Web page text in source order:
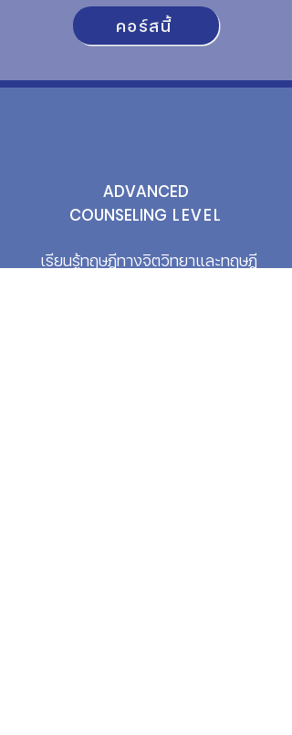
คอร์สนี้
ADVANCED
COUNSELING LEVEL
เรียนรู้ทฤษฎีทางจิตวิทยาและทฤษฎี